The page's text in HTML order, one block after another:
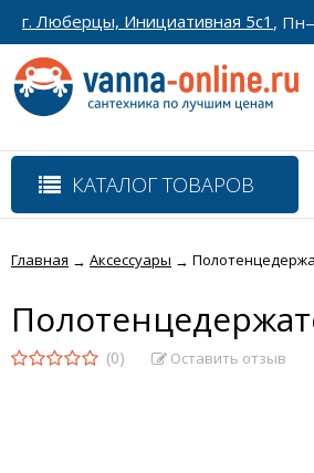
г. Люберцы, Инициативная 5с1 ,
КАТАЛОГ ТОВАРОВ
Главная → Аксессуары →
(0) Оставить отзыв